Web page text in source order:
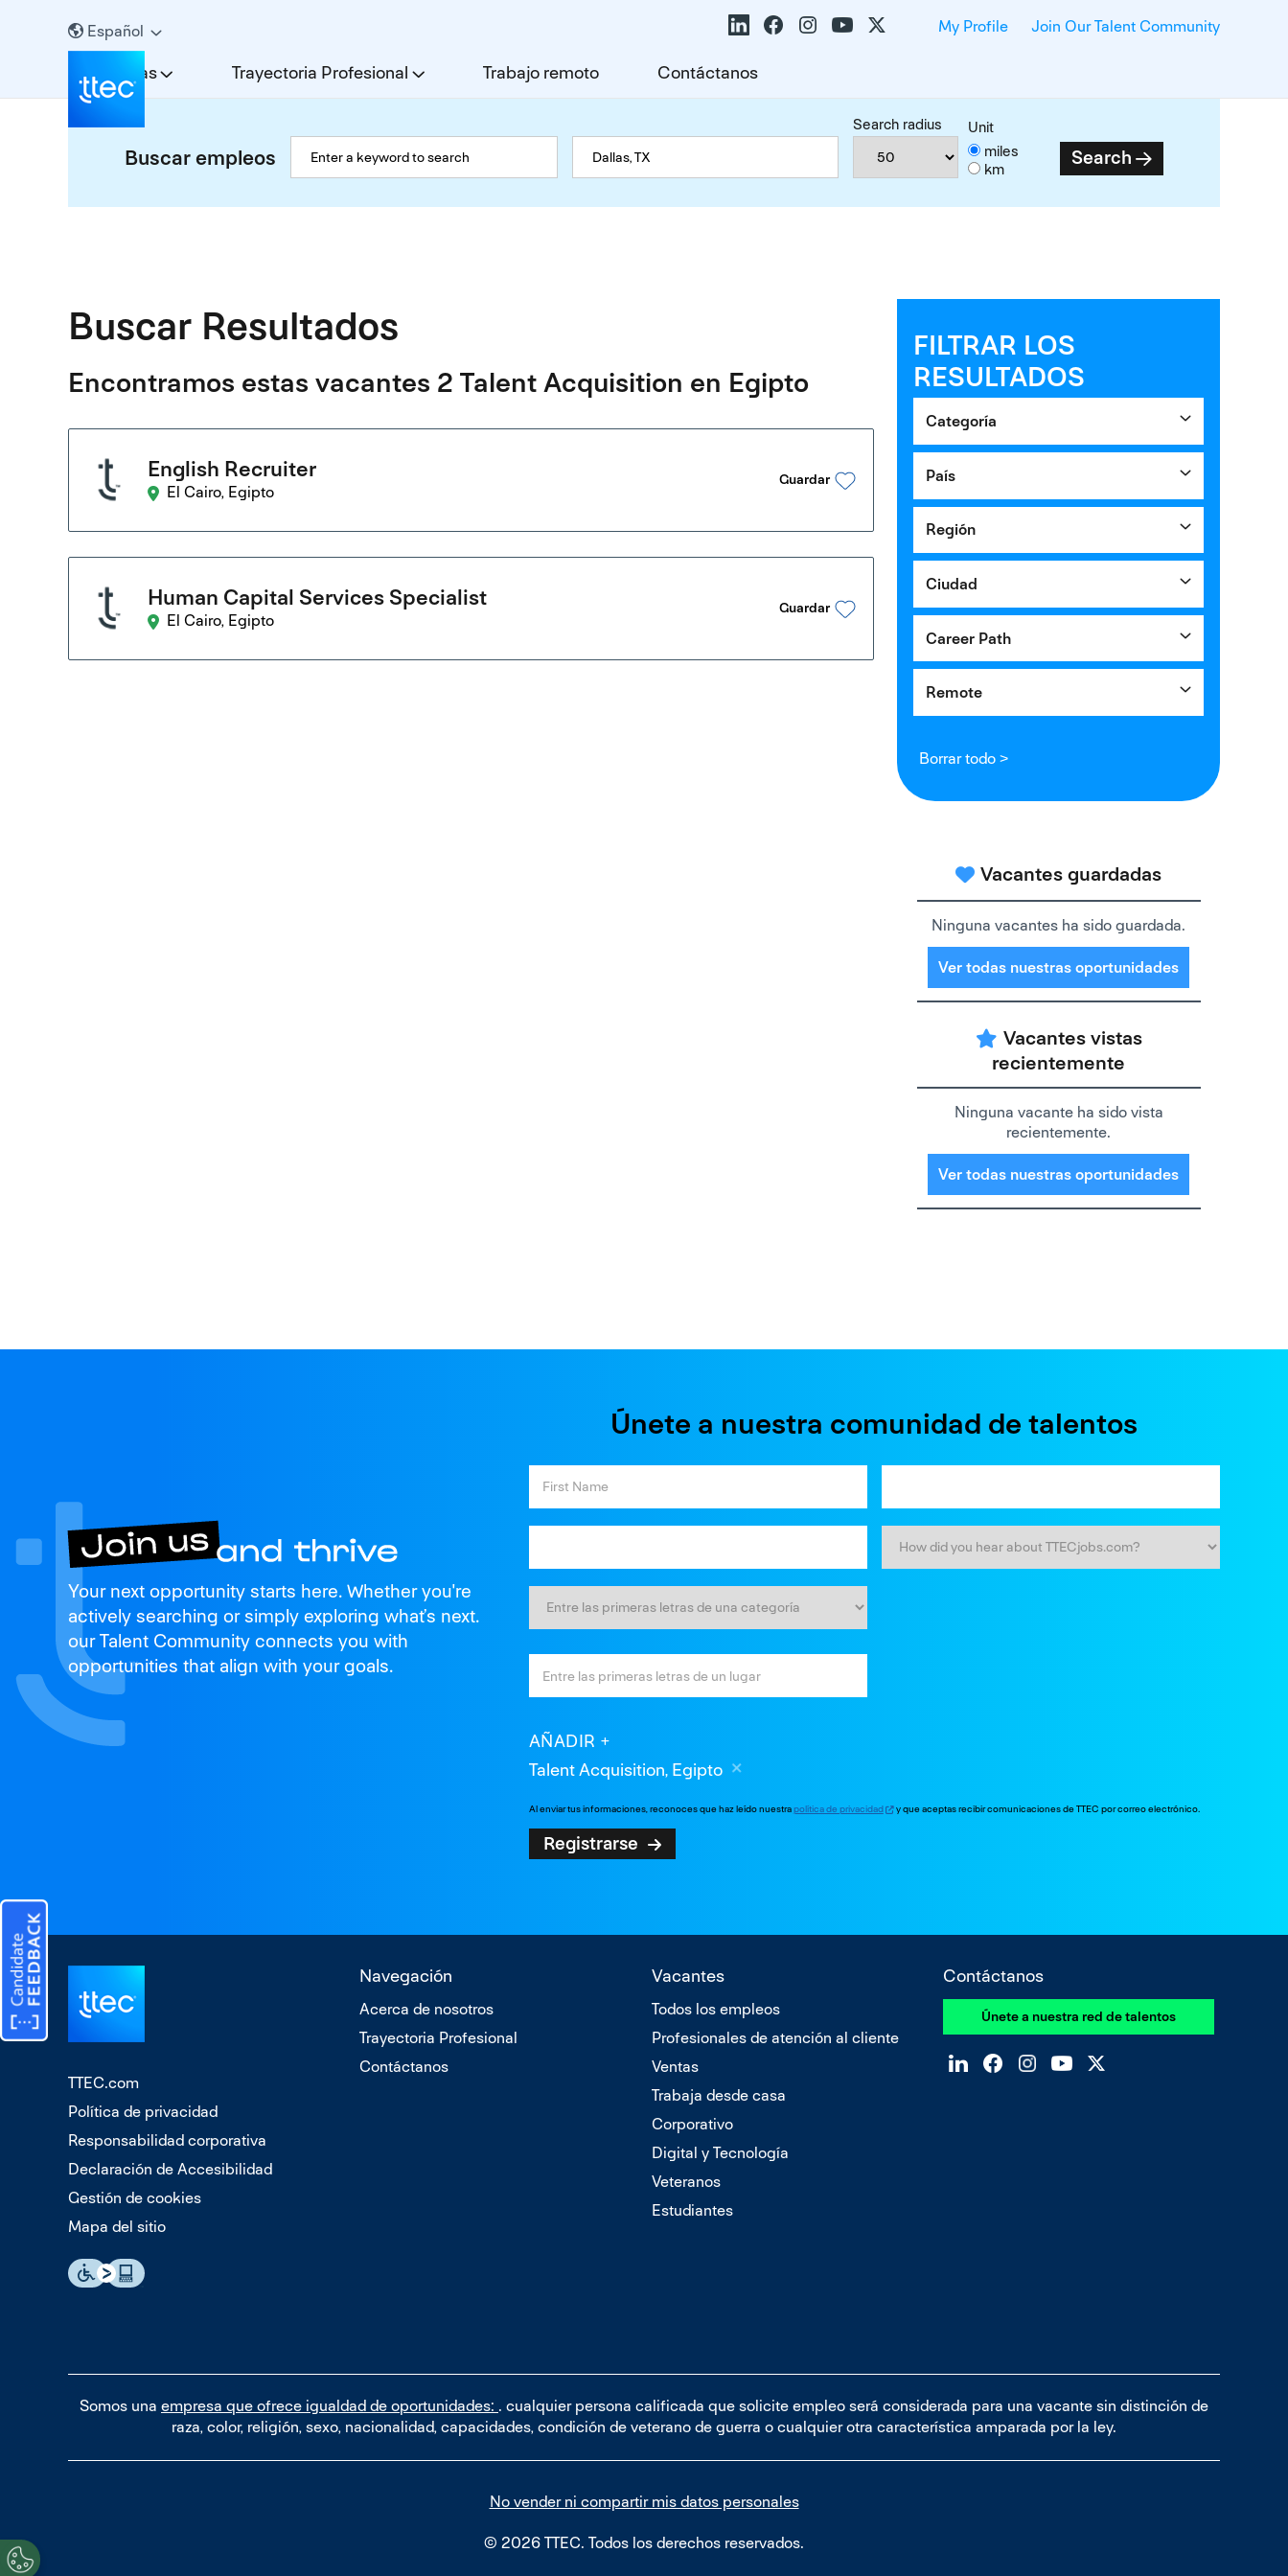
Español My Profile Join Our Talent Community
Carreras Trayectoria Profesional Trabajo remoto Contáctanos
Buscar empleos
Search radius
Unit
miles
km
Search
Buscar Resultados
Encontramos estas vacantes 2 Talent Acquisition en Egipto
English Recruiter
El Cairo, Egipto
Guardar
Human Capital Services Specialist
El Cairo, Egipto
Guardar
FILTRAR LOS
RESULTADOS
Categoría
País
Región
Ciudad
Career Path
Remote
Borrar todo >
Vacantes guardadas
Ninguna vacantes ha sido guardada.
Ver todas nuestras oportunidades
Vacantes vistas
recientemente
Ninguna vacante ha sido vista
recientemente.
Ver todas nuestras oportunidades
Join us
and thrive
Your next opportunity starts here. Whether you're
actively searching or simply exploring what’s next.
our Talent Community connects you with
opportunities that align with your goals.
Únete a nuestra comunidad de talentos
AÑADIR
Talent Acquisition, Egipto
Al enviar tus informaciones, reconoces que haz leído nuestrapolítica de privacidad y que aceptas recibir comunicaciones de TTEC por correo electrónico.
Registrarse
TTEC.com
Política de privacidad
Responsabilidad corporativa
Declaración de Accesibilidad
Gestión de cookies
Mapa del sitio
Navegación
Acerca de nosotros
Trayectoria Profesional
Contáctanos
Vacantes
Todos los empleos
Profesionales de atención al cliente
Ventas
Trabaja desde casa
Corporativo
Digital y Tecnología
Veteranos
Estudiantes
Contáctanos
Únete a nuestra red de talentos
Somos una empresa que ofrece igualdad de oportunidades: . cualquier persona calificada que solicite empleo será considerada para una vacante sin distinción de
raza, color, religión, sexo, nacionalidad, capacidades, condición de veterano de guerra o cualquier otra característica amparada por la ley.
No vender ni compartir mis datos personales
© 2026 TTEC. Todos los derechos reservados.